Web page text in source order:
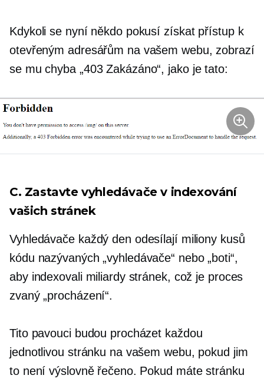
Kdykoli se nyní někdo pokusí získat přístup k
otevřeným adresářům na vašem webu, zobrazí
se mu chyba „403 Zakázáno“, jako je tato:
C. Zastavte vyhledávače v indexování
vašich stránek
Vyhledávače každý den odesílají miliony kusů
kódu nazývaných „vyhledávače“ nebo „boti“,
aby indexovali miliardy stránek, což je proces
zvaný „procházení“.
Tito pavouci budou procházet každou
jednotlivou stránku na vašem webu, pokud jim
to není výslovně řečeno. Pokud máte stránku